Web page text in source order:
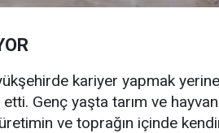
kariyer yapmak
Genç yaşta tarım ve
ve toprağın içinde